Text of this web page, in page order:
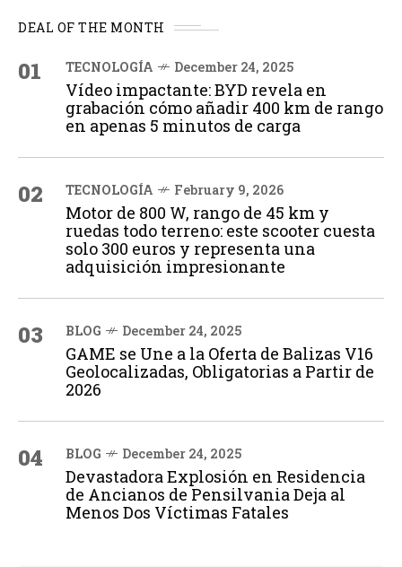
DEAL OF THE MONTH
01 TECNOLOGÍA December 24, 2025
Vídeo impactante: BYD revela en
grabación cómo añadir 400 km de rango
en apenas 5 minutos de carga
02 TECNOLOGÍA February 9, 2026
Motor de 800 W, rango de 45 km y
ruedas todo terreno: este scooter cuesta
solo 300 euros y representa una
adquisición impresionante
03 BLOG December 24, 2025
GAME se Une a la Oferta de Balizas V16
Geolocalizadas, Obligatorias a Partir de
2026
04 BLOG December 24, 2025
Devastadora Explosión en Residencia
de Ancianos de Pensilvania Deja al
Menos Dos Víctimas Fatales